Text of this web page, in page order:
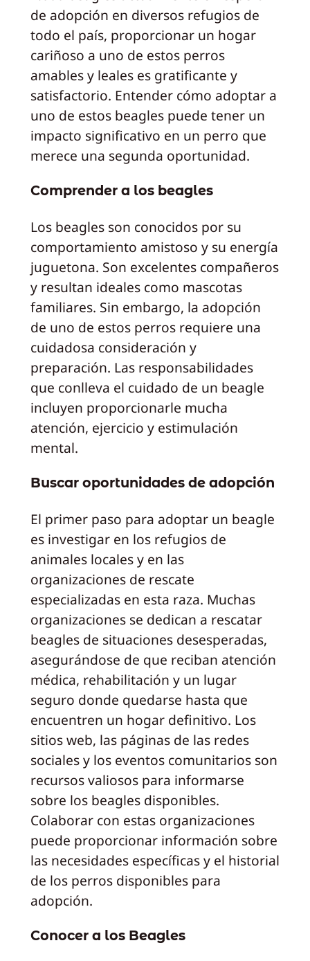
de adopción en diversos refugios de
todo el país, proporcionar un hogar
cariñoso a uno de estos perros
amables y leales es gratificante y
satisfactorio. Entender cómo adoptar a
uno de estos beagles puede tener un
impacto significativo en un perro que
merece una segunda oportunidad.
Comprender a los beagles
Los beagles son conocidos por su
comportamiento amistoso y su energía
juguetona. Son excelentes compañeros
y resultan ideales como mascotas
familiares. Sin embargo, la adopción
de uno de estos perros requiere una
cuidadosa consideración y
preparación. Las responsabilidades
que conlleva el cuidado de un beagle
incluyen proporcionarle mucha
atención, ejercicio y estimulación
mental.
Buscar oportunidades de adopción
El primer paso para adoptar un beagle
es investigar en los refugios de
animales locales y en las
organizaciones de rescate
especializadas en esta raza. Muchas
organizaciones se dedican a rescatar
beagles de situaciones desesperadas,
asegurándose de que reciban atención
médica, rehabilitación y un lugar
seguro donde quedarse hasta que
encuentren un hogar definitivo. Los
sitios web, las páginas de las redes
sociales y los eventos comunitarios son
recursos valiosos para informarse
sobre los beagles disponibles.
Colaborar con estas organizaciones
puede proporcionar información sobre
las necesidades específicas y el historial
de los perros disponibles para
adopción.
Conocer a los Beagles